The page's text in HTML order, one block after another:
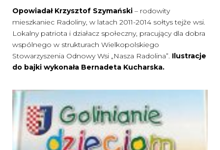
Opowiadał Krzysztof Szymański – rodowity
mieszkaniec Radoliny, w latach 2011-2014 sołtys tejże wsi.
Lokalny patriota i działacz społeczny, pracujący dla dobra
wspólnego w strukturach Wielkopolskiego
Stowarzyszenia Odnowy Wsi „Nasza Radolina”. Ilustracje
do bajki wykonała Bernadeta Kucharska.